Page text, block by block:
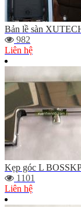
Bản lề sàn
982
Liên hệ
Kẹp góc L
1101
Liên hệ